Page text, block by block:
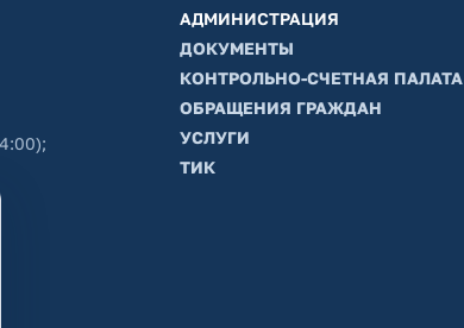
АДМИНИСТРАЦИЯ
ДОКУМЕНТЫ
КОНТРОЛЬНО-СЧЕТНАЯ ПАЛАТА
ОБРАЩЕНИЯ ГРАЖДАН
УСЛУГИ
ТИК